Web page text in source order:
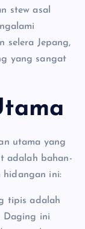
stew asal
selera Jepang,
yang sangat
utama yang
adalah bahan-
hidangan ini:
tipis adalah
Daging ini